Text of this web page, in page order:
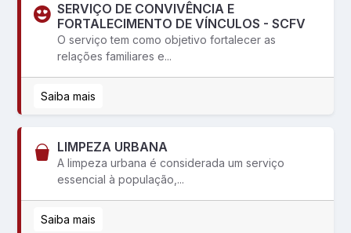
SERVIÇO DE CONVIVÊNCIA E
FORTALECIMENTO DE VÍNCULOS - SCFV
O serviço tem como objetivo fortalecer as
relações familiares e...
Saiba mais
LIMPEZA URBANA
A limpeza urbana é considerada um serviço
essencial à população,...
Saiba mais